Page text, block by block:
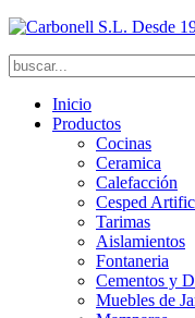
Inicio
Productos
Cocinas
Ceramica
Calefacción
Cesped
Tarimas
Aislamientos
Fontaneria
Cementos y
Muebles de